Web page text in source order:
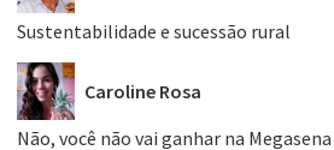
Sustentabilidade e sucessão rural
Caroline Rosa
Não, você não vai ganhar na Megasena